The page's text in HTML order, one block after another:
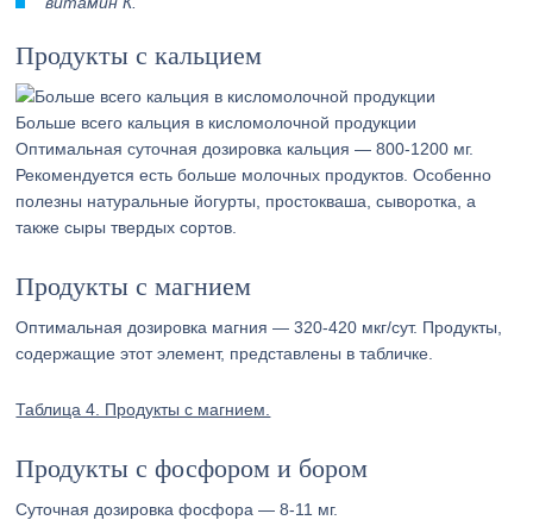
Продукты с кальцием
Больше всего кальция в кисломолочной продукции
Оптимальная суточная дозировка кальция — 800-1200 мг.
Рекомендуется есть больше молочных продуктов. Особенно
полезны натуральные йогурты, простокваша, сыворотка, а
также сыры твердых сортов.
Продукты с магнием
Оптимальная дозировка магния — 320-420 мкг/сут. Продукты,
содержащие этот элемент, представлены в табличке.
Таблица 4. Продукты с магнием.
Продукты с фосфором и бором
Суточная дозировка фосфора — 8-11 мг.